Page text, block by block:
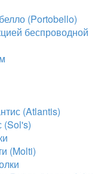
(Portobello)
беспроводной
(Atlantis)
(Sol's)
(Molti)